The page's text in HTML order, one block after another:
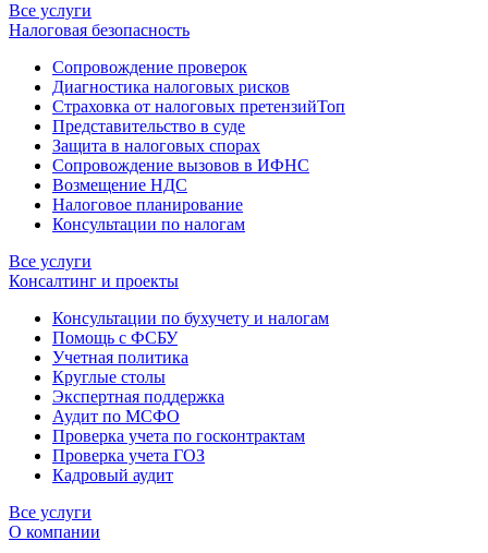
Все услуги
Налоговая безопасность
Сопровождение проверок
Диагностика налоговых рисков
Страховка от налоговых претензийТоп
Представительство в суде
Защита в налоговых спорах
Сопровождение вызовов в ИФНС
Возмещение НДС
Налоговое планирование
Консультации по налогам
Все услуги
Консалтинг и проекты
Консультации по бухучету и налогам
Помощь с ФСБУ
Учетная политика
Круглые столы
Экспертная поддержка
Аудит по МСФО
Проверка учета по госконтрактам
Проверка учета ГОЗ
Кадровый аудит
Все услуги
О компании